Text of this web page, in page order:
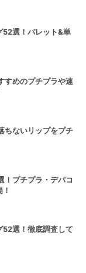
52選！パレット&単
すめのプチプラや速
ちないリップをプチ
！プチプラ・デパコ
52選！徹底調査して